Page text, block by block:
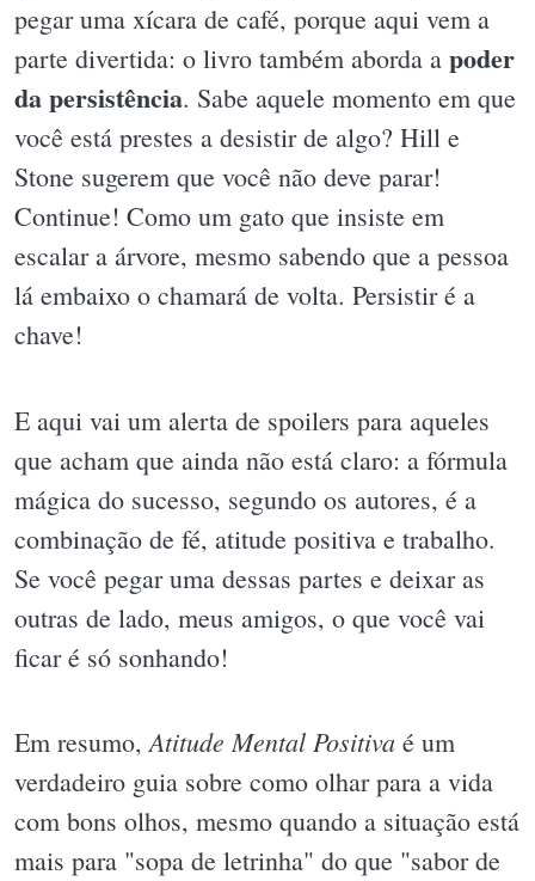
pegar uma xícara de café, porque aqui vem a
parte divertida: o livro também aborda a poder
da persistência. Sabe aquele momento em que
você está prestes a desistir de algo? Hill e
Stone sugerem que você não deve parar!
Continue! Como um gato que insiste em
escalar a árvore, mesmo sabendo que a pessoa
lá embaixo o chamará de volta. Persistir é a
chave!
E aqui vai um alerta de spoilers para aqueles
que acham que ainda não está claro: a fórmula
mágica do sucesso, segundo os autores, é a
combinação de fé, atitude positiva e trabalho.
Se você pegar uma dessas partes e deixar as
outras de lado, meus amigos, o que você vai
ficar é só sonhando!
Em resumo,Atitude Mental Positiva é um
verdadeiro guia sobre como olhar para a vida
com bons olhos, mesmo quando a situação está
mais para "sopa de letrinha" do que "sabor de